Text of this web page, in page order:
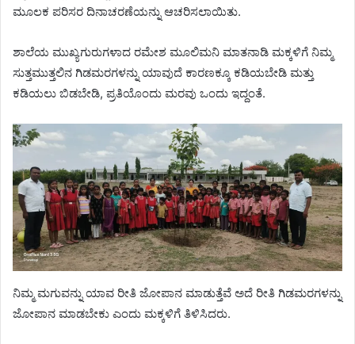
ಮೂಲಕ ಪರಿಸರ ದಿನಾಚರಣೆಯನ್ನು ಆಚರಿಸಲಾಯಿತು.
ಶಾಲೆಯ ಮುಖ್ಯಗುರುಗಳಾದ ರಮೇಶ ಮೂಲಿಮನಿ ಮಾತನಾಡಿ ಮಕ್ಕಳಿಗೆ ನಿಮ್ಮ
ಸುತ್ತಮುತ್ತಲಿನ ಗಿಡಮರಗಳನ್ನು ಯಾವುದೆ ಕಾರಣಕ್ಕೂ ಕಡಿಯಬೇಡಿ ಮತ್ತು
ಕಡಿಯಲು ಬಿಡಬೇಡಿ, ಪ್ರತಿಯೊಂದು ಮರವು ಒಂದು ಇದ್ದಂತೆ.
ನಿಮ್ಮ ಮಗುವನ್ನು ಯಾವ ರೀತಿ ಜೋಪಾನ ಮಾಡುತ್ತೆವೆ ಅದೆ ರೀತಿ ಗಿಡಮರಗಳನ್ನು
ಜೋಪಾನ ಮಾಡಬೇಕು ಎಂದು ಮಕ್ಕಳಿಗೆ ತಿಳಿಸಿದರು.